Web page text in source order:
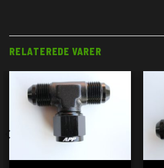
RELATEREDE VARER